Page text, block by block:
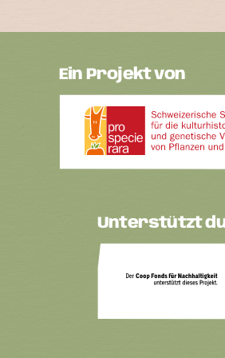
Ein Projekt von
Unterstützt